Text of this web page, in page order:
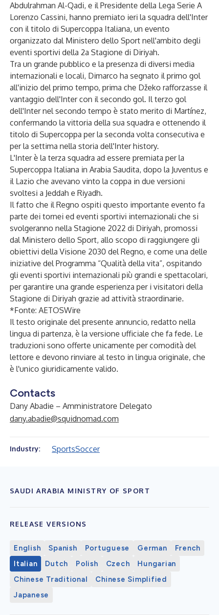
Abdulrahman Al-Qadi, e il Presidente della Lega Serie A
Lorenzo Cassini, hanno premiato ieri la squadra dell'Inter
con il titolo di Supercoppa Italiana, un evento
organizzato dal Ministero dello Sport nell'ambito degli
eventi sportivi della 2a Stagione di Diriyah.
Tra un grande pubblico e la presenza di diversi media
internazionali e locali, Dimarco ha segnato il primo gol
all'inizio del primo tempo, prima che Džeko rafforzasse il
vantaggio dell'Inter con il secondo gol. Il terzo gol
dell'Inter nel secondo tempo è stato merito di Martínez,
confermando la vittoria della sua squadra e ottenendo il
titolo di Supercoppa per la seconda volta consecutiva e
per la settima nella storia dell'Inter history.
L'Inter è la terza squadra ad essere premiata per la
Supercoppa Italiana in Arabia Saudita, dopo la Juventus e
il Lazio che avevano vinto la coppa in due versioni
svoltesi a Jeddah e Riyadh.
Il fatto che il Regno ospiti questo importante evento fa
parte dei tornei ed eventi sportivi internazionali che si
svolgeranno nella Stagione 2022 di Diriyah, promossi
dal Ministero dello Sport, allo scopo di raggiungere gli
obiettivi della Visione 2030 del Regno, e come una delle
iniziative del Programma “Qualità della vita”, ospitando
gli eventi sportivi internazionali più grandi e spettacolari,
per garantire una grande esperienza per i visitatori della
Stagione di Diriyah grazie ad attività straordinarie.
*Fonte: AETOSWire
Il testo originale del presente annuncio, redatto nella
lingua di partenza, è la versione ufficiale che fa fede. Le
traduzioni sono offerte unicamente per comodità del
lettore e devono rinviare al testo in lingua originale, che
è l'unico giuridicamente valido.
Contacts
Dany Abadie – Amministratore Delegato
dany.abadie@squidnomad.com
Industry: SportsSoccer
SAUDI ARABIA MINISTRY OF SPORT
RELEASE VERSIONS
English Spanish Portuguese German
French
Italian
Dutch Polish Czech
Hungarian
Chinese Traditional
Chinese Simplified
Japanese